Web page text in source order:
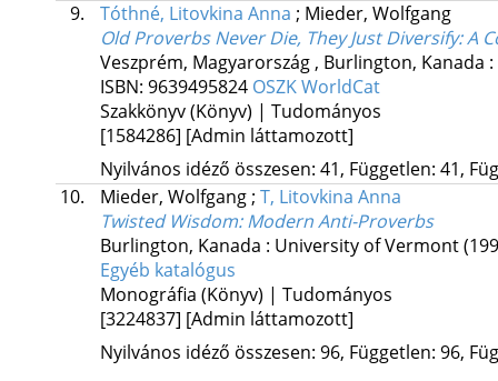
9.
Tóthné, Litovkina Anna ; Mieder, Wolfgang
Old Proverbs Never Die, They Just Diversify: A
Veszprém, Magyarország , Burlington, Kanada :
ISBN: 9639495824 OSZKWorldCat
Szakkönyv (Könyv) | Tudományos
[1584286] [Admin láttamozott]
Nyilvános idéző összesen: 41, Független: 41,
10.
Mieder, Wolfgang; T, Litovkina Anna
Twisted Wisdom: Modern Anti-Proverbs
Burlington, Kanada : University of Vermont
Egyéb katalógus
Monográfia (Könyv) | Tudományos
[3224837] [Admin láttamozott]
Nyilvános idéző összesen: 96, Független: 96,